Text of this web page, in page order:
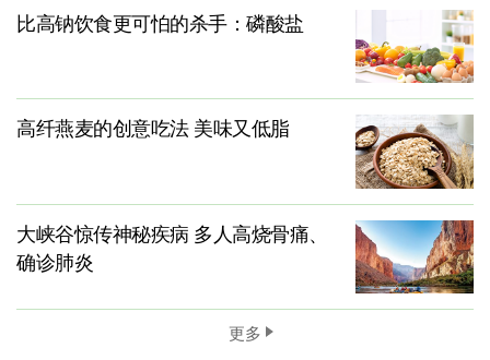
比高钠饮食更可怕的杀手：磷酸盐
高纤燕麦的创意吃法 美味又低脂
大峡谷惊传神秘疾病 多人高烧骨痛、
确诊肺炎
更多